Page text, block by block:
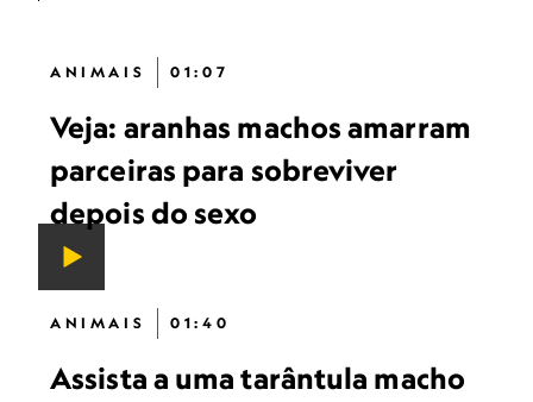
ANIMAIS 01:07
Veja: aranhas machos amarram
parceiras para sobreviver
depois do sexo
ANIMAIS 01:40
Assista a uma tarântula macho